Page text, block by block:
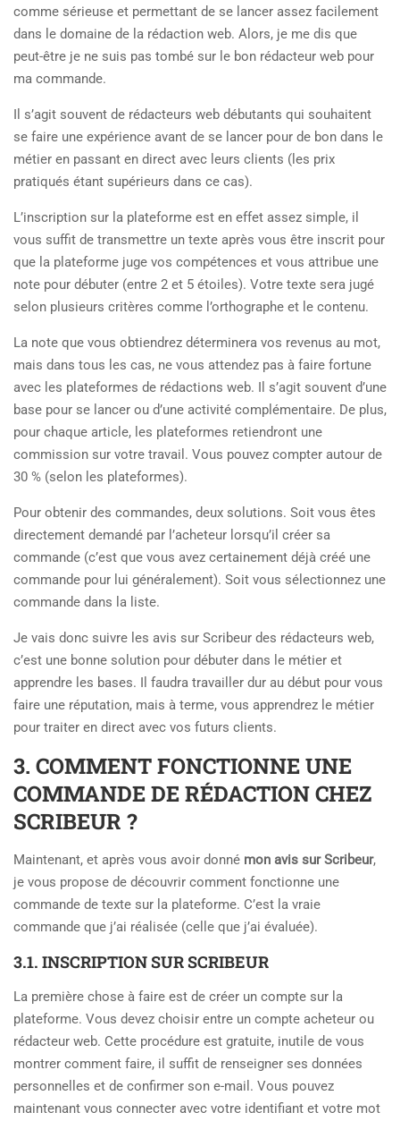
comme sérieuse et permettant de se lancer assez facilement
dans le domaine de la rédaction web. Alors, je me dis que
peut-être je ne suis pas tombé sur le bon rédacteur web pour
ma commande.
Il s’agit souvent de rédacteurs web débutants qui souhaitent
se faire une expérience avant de se lancer pour de bon dans le
métier en passant en direct avec leurs clients (les prix
pratiqués étant supérieurs dans ce cas).
L’inscription sur la plateforme est en effet assez simple, il
vous suffit de transmettre un texte après vous être inscrit pour
que la plateforme juge vos compétences et vous attribue une
note pour débuter (entre 2 et 5 étoiles). Votre texte sera jugé
selon plusieurs critères comme l’orthographe et le contenu.
La note que vous obtiendrez déterminera vos revenus au mot,
mais dans tous les cas, ne vous attendez pas à faire fortune
avec les plateformes de rédactions web. Il s’agit souvent d’une
base pour se lancer ou d’une activité complémentaire. De plus,
pour chaque article, les plateformes retiendront une
commission sur votre travail. Vous pouvez compter autour de
30 % (selon les plateformes).
Pour obtenir des commandes, deux solutions. Soit vous êtes
directement demandé par l’acheteur lorsqu’il créer sa
commande (c’est que vous avez certainement déjà créé une
commande pour lui généralement). Soit vous sélectionnez une
commande dans la liste.
Je vais donc suivre les avis sur Scribeur des rédacteurs web,
c’est une bonne solution pour débuter dans le métier et
apprendre les bases. Il faudra travailler dur au début pour vous
faire une réputation, mais à terme, vous apprendrez le métier
pour traiter en direct avec vos futurs clients.
3. COMMENT FONCTIONNE UNE
COMMANDE DE RÉDACTION CHEZ
SCRIBEUR ?
Maintenant, et après vous avoir donné mon avis sur Scribeur,
je vous propose de découvrir comment fonctionne une
commande de texte sur la plateforme. C’est la vraie
commande que j’ai réalisée (celle que j’ai évaluée).
3.1. INSCRIPTION SUR SCRIBEUR
La première chose à faire est de créer un compte sur la
plateforme. Vous devez choisir entre un compte acheteur ou
rédacteur web. Cette procédure est gratuite, inutile de vous
montrer comment faire, il suffit de renseigner ses données
personnelles et de confirmer son e-mail. Vous pouvez
maintenant vous connecter avec votre identifiant et votre mot